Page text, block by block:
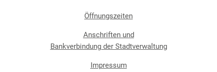
Öffnungszeiten
Anschriften und
Bankverbindung der Stadtverwaltung
Impressum